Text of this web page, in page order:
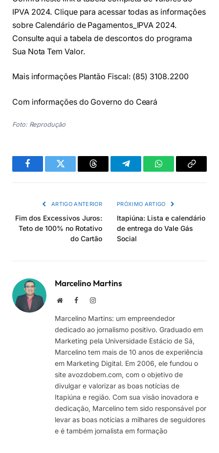
IPVA 2024. Clique para acessar todas as informações
sobre Calendário de Pagamentos_IPVA 2024.
Consulte aqui a tabela de descontos do programa
Sua Nota Tem Valor.
Mais informações Plantão Fiscal: (85) 3108.2200
Com informações do Governo do Ceará
Foto: Reprodução
FacebookTwitter Threads TelegramWhatsAppCopiar
ARTIGO ANTERIOR
Fim dos Excessivos Juros:
Teto de 100% no Rotativo
do Cartão
PRÓXIMO ARTIGO
Itapiúna: Lista e calendário
de entrega do Vale Gás
Social
Marcelino Martins
Site FacebookInstagram
Marcelino Martins: um empreendedor
dedicado ao jornalismo positivo. Graduado em
Marketing pela Universidade Estácio de Sá,
Marcelino tem mais de 10 anos de experiência
em Marketing Digital. Em 2006, ele fundou o
site avozdobem.com, com o objetivo de
divulgar e valorizar as boas notícias de
Itapiúna e região. Com sua visão inovadora e
dedicação, Marcelino tem sido responsável por
levar as boas notícias a milhares de seguidores
e é também jornalista em formação